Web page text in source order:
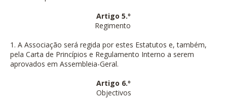
Artigo 5.º
Regimento
1. A Associação será regida por estes Estatutos e, também,
pela Carta de Princípios e Regulamento Interno a serem
aprovados em Assembleia-Geral.
Artigo 6.º
Objectivos